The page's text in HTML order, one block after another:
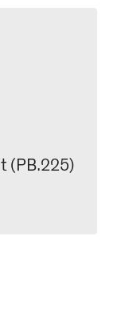
(PB.225)